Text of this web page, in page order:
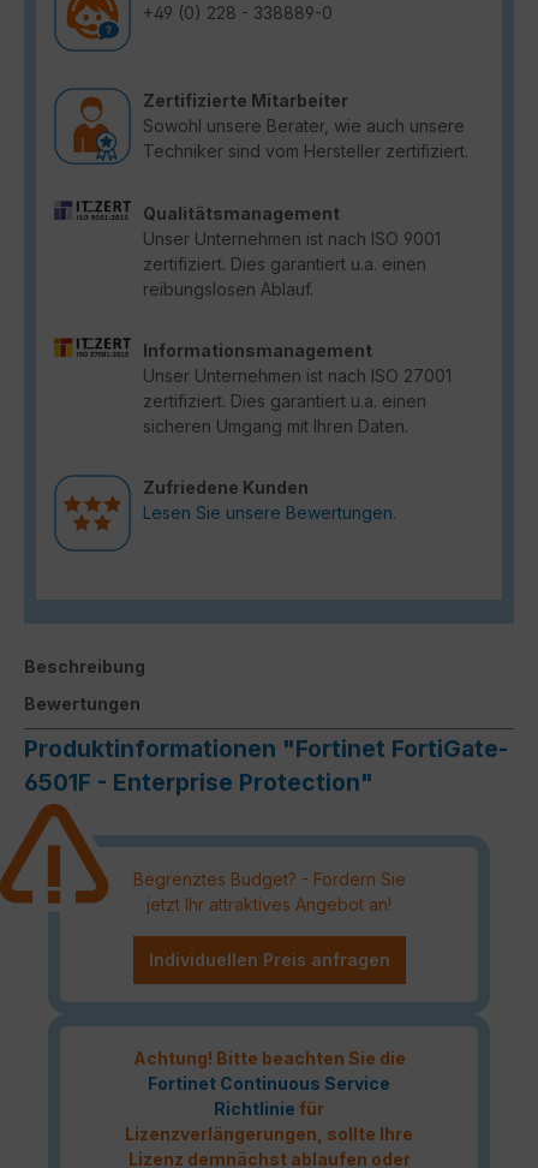
+49 (0) 228 - 338889-0
Zertifizierte Mitarbeiter
Sowohl unsere Berater, wie auch unsere
Techniker sind vom Hersteller zertifiziert.
Qualitätsmanagement
Unser Unternehmen ist nach ISO 9001
zertifiziert. Dies garantiert u.a. einen
reibungslosen Ablauf.
Informationsmanagement
Unser Unternehmen ist nach ISO 27001
zertifiziert. Dies garantiert u.a. einen
sicheren Umgang mit Ihren Daten.
Zufriedene Kunden
Lesen Sie unsere Bewertungen.
Beschreibung
Bewertungen
Produktinformationen "Fortinet FortiGate-
6501F - Enterprise Protection"
Begrenztes Budget? - Fordern Sie
jetzt Ihr attraktives Angebot an!
Individuellen Preis anfragen
Achtung! Bitte beachten Sie die
Fortinet Continuous Service
Richtlinie für
Lizenzverlängerungen, sollte Ihre
Lizenz demnächst ablaufen oder